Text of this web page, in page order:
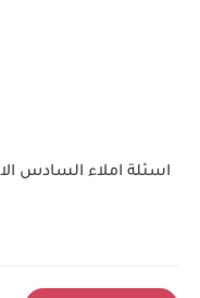
اسئلة املاء السادس